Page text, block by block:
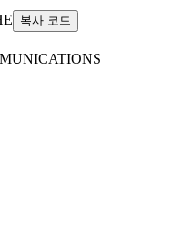
복사 코드